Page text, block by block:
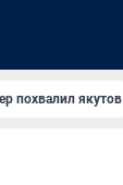
похвалил якутов